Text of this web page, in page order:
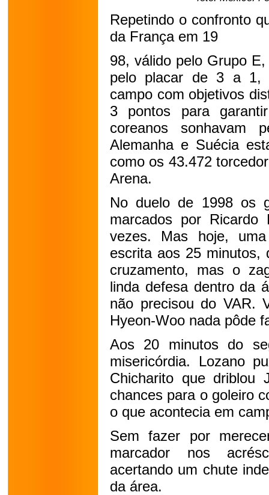
Repetindo o confronto
da França em 19
98, válido pelo Grupo
pelo placar de 3 a 1,
campo com objetivos
3 pontos para
coreanos sonhavam
Alemanha e Suécia
como os 43.472
Arena.
No duelo de 1998 os
marcados por Ricardo
vezes. Mas hoje,
escrita aos 25 minutos,
cruzamento, mas o
linda defesa dentro da
não precisou do VAR.
Hyeon-Woo nada pôde
Aos 20 minutos do
misericórdia. Lozano
Chicharito que driblou
chances para o goleiro
o que acontecia em
Sem fazer por
marcador nos
acertando um chute
da área.